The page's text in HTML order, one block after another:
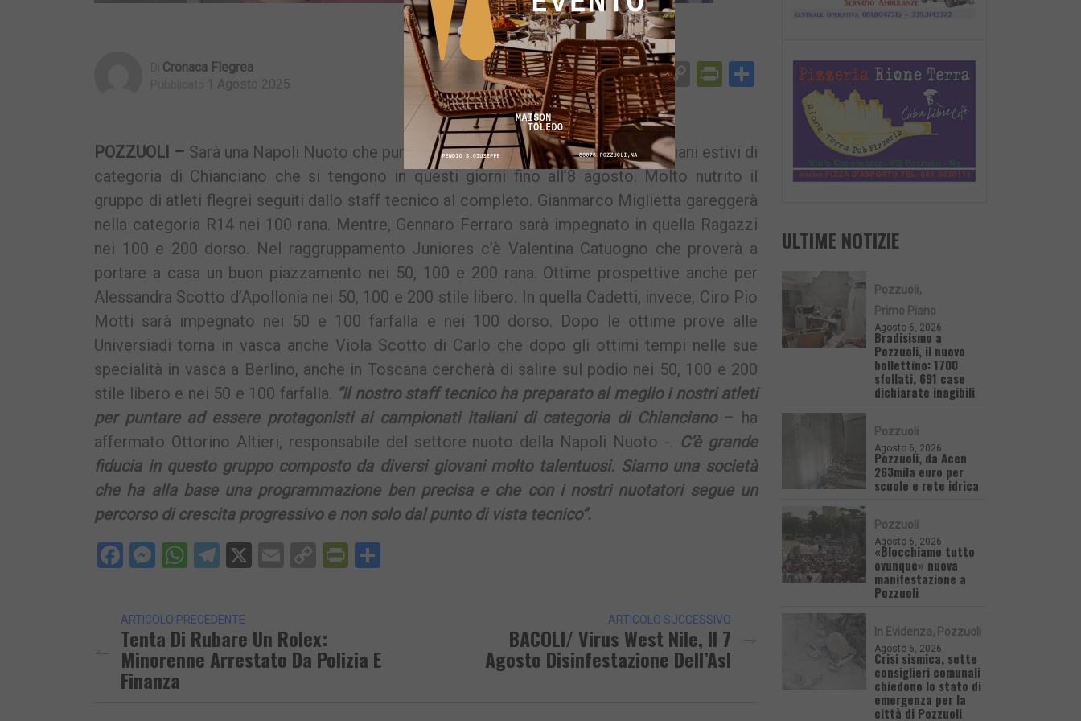
Cronaca Flegrea
1 Agosto 2025 Facebook
Messenger
WhatsApp
Telegram
X EmailCopyPrintFriendly
Condividi
POZZUOLI – Sarà una Napoli Nuoto che punta a fare bella figura ai Campionati Italiani estivi di
categoria di Chianciano che si tengono in questi giorni fino all’8 agosto. Molto nutrito il
gruppo di atleti flegrei seguiti dallo staff tecnico al completo. Gianmarco Miglietta gareggerà
nella categoria R14 nei 100 rana. Mentre, Gennaro Ferraro sarà impegnato in quella Ragazzi
nei 100 e 200 dorso. Nel raggruppamento Juniores c’è Valentina Catuogno che proverà a
portare a casa un buon piazzamento nei 50, 100 e 200 rana. Ottime prospettive anche per
Alessandra Scotto d’Apollonia nei 50, 100 e 200 stile libero. In quella Cadetti, invece, Ciro Pio
Motti sarà impegnato nei 50 e 100 farfalla e nei 100 dorso. Dopo le ottime prove alle
Universiadi torna in vasca anche Viola Scotto di Carlo che dopo gli ottimi tempi nelle sue
specialità in vasca a Berlino, anche in Toscana cercherà di salire sul podio nei 50, 100 e 200
stile libero e nei 50 e 100 farfalla. “Il nostro staff tecnico ha preparato al meglio i nostri atleti
per puntare ad essere protagonisti ai campionati italiani di categoria di Chianciano– ha
affermato Ottorino Altieri, responsabile del settore nuoto della Napoli Nuoto -. C’è grande
fiducia in questo gruppo composto da diversi giovani molto talentuosi. Siamo una società
che ha alla base una programmazione ben precisa e che con i nostri nuotatori segue un
percorso di crescita progressivo e non solo dal punto di vista tecnico”.
Facebook
Messenger
WhatsApp
Telegram
X EmailCopyPrintFriendly
ARTICOLO PRECEDENTE
Tenta Di Rubare Un Rolex:
Minorenne Arrestato Da Polizia E
Finanza
ARTICOLO SUCCESSIVO
BACOLI/ Virus West Nile, Il 7
Agosto Disinfestazione Dell’Asl
ULTIME NOTIZIE
Pozzuoli
Primo Piano
Agosto 6, 2026
Bradisismo a
Pozzuoli, il nuovo
bollettino: 1700
sfollati, 691 case
dichiarate inagibili
Pozzuoli
Agosto 6, 2026
Pozzuoli, da Acen
263mila euro per
scuole e rete idrica
Pozzuoli
Agosto 6, 2026
«Blocchiamo tutto
ovunque» nuova
manifestazione a
Pozzuoli
In Evidenza Pozzuoli
Agosto 6, 2026
Crisi sismica, sette
consiglieri comunali
chiedono lo stato di
emergenza per la
città di Pozzuoli